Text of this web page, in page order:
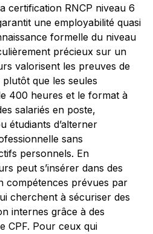
certification RNCP niveau 6
une employabilité quasi
formelle du niveau
précieux sur un
valorisent les preuves de
que les seules
400 heures et le format à
salariés en poste,
étudiants d’alterner
sans
personnels. En
peut s’insérer dans des
compétences prévues par
cherchent à sécuriser des
internes grâce à des
CPF. Pour ceux qui